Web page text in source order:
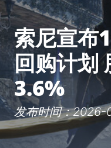
索尼宣布
回购计划
3.6%
发布时间：